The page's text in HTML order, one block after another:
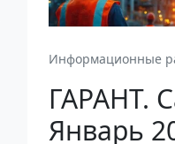
Информационные
ГАРАНТ.
Январь